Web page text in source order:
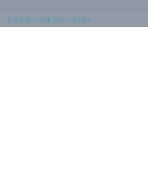
Back to desktop version